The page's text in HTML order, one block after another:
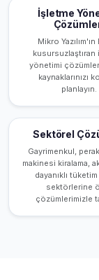
İşletme
Mikro Yazılım'ın
kusursuzlaştıran
yönetimi
kaynaklarınızı
planlayın.
Sektörel
Gayrimenkul,
makinesi kiralama,
dayanıklı tüketim
sektörlerine
çözümlerimizle